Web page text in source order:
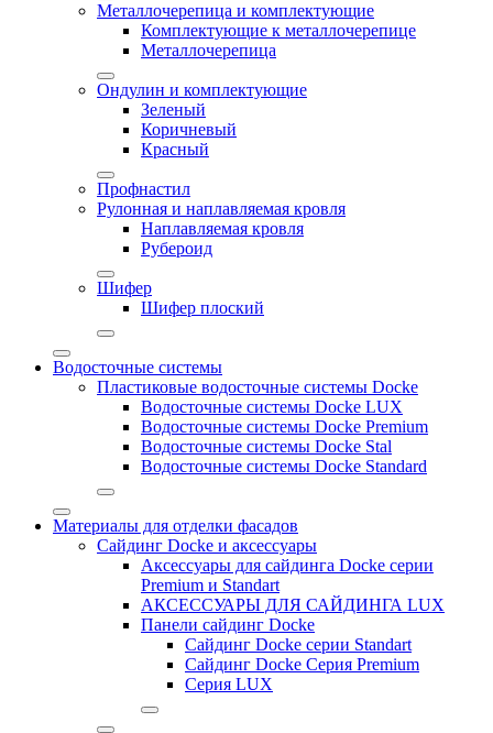
Металлочерепица и комплектующие
Комплектующие к металлочерепице
Металлочерепица
Ондулин и комплектующие
Зеленый
Коричневый
Красный
Профнастил
Рулонная и наплавляемая кровля
Наплавляемая кровля
Рубероид
Шифер
Шифер плоский
Водосточные системы
Пластиковые водосточные системы Docke
Водосточные системы Docke LUX
Водосточные системы Docke Premium
Водосточные системы Docke Stal
Водосточные системы Docke Standard
Материалы для отделки фасадов
Сайдинг Docke и аксессуары
Аксессуары для сайдинга Docke серии
Premium и Standart
АКСЕССУАРЫ ДЛЯ САЙДИНГА LUX
Панели сайдинг Docke
Cайдинг Docke серии Standart
Сайдинг Docke Серия Premium
Серия LUX